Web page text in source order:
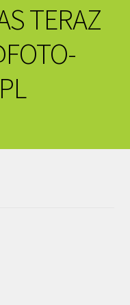
TERAZ